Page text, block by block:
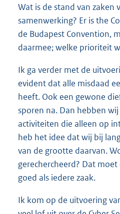
Wat is de stand van
samenwerking? Er is the
de Budapest Convention,
daarmee; welke prioriteit
Ik ga verder met de
evident dat alle misdaad
heeft. Ook een gewone
sporen na. Dan hebben
activiteiten die alleen op
heb het idee dat wij bij
van de grootte daarvan.
gerechercheerd? Dat
goed als iedere zaak.
Ik kom op de uitvoering